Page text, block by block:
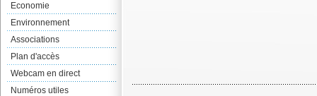
Economie
Environnement
Associations
Plan d'accès
Webcam en direct
Numéros utiles